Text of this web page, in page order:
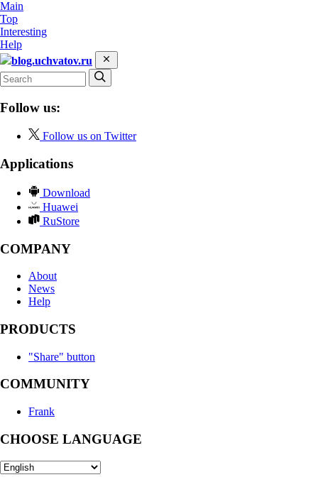
Main
Top
Interesting
Help
blog.uchvatov.ru
Follow us:
Follow us on Twitter
Applications
Download
Huawei
RuStore
COMPANY
About
News
Help
PRODUCTS
"Share" button
COMMUNITY
Frank
CHOOSE LANGUAGE